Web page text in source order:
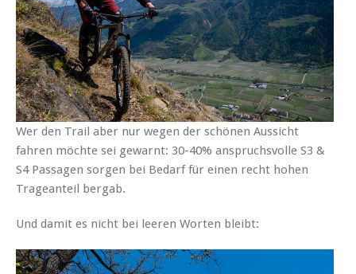
Wer den Trail aber nur wegen der schönen Aussicht
fahren möchte sei gewarnt: 30-40% anspruchsvolle S3 &
S4 Passagen sorgen bei Bedarf für einen recht hohen
Trageanteil bergab.
Und damit es nicht bei leeren Worten bleibt: